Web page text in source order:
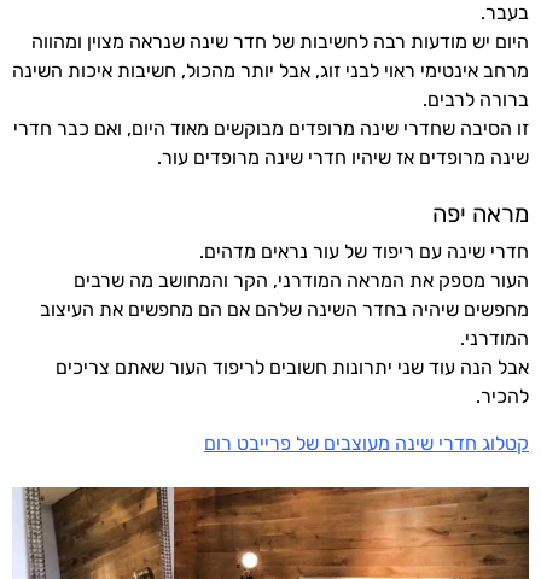
בעבר.
היום יש מודעות רבה לחשיבות של חדר שינה שנראה מצוין ומהווה
מרחב אינטימי ראוי לבני זוג, אבל יותר מהכול, חשיבות איכות השינה
ברורה לרבים.
זו הסיבה שחדרי שינה מרופדים מבוקשים מאוד היום, ואם כבר חדרי
שינה מרופדים אז שיהיו חדרי שינה מרופדים עור.
מראה יפה
חדרי שינה עם ריפוד של עור נראים מדהים.
העור מספק את המראה המודרני, הקר והמחושב מה שרבים
מחפשים שיהיה בחדר השינה שלהם אם הם מחפשים את העיצוב
המודרני.
אבל הנה עוד שני יתרונות חשובים לריפוד העור שאתם צריכים
להכיר.
קטלוג חדרי שינה מעוצבים של פרייבט רום